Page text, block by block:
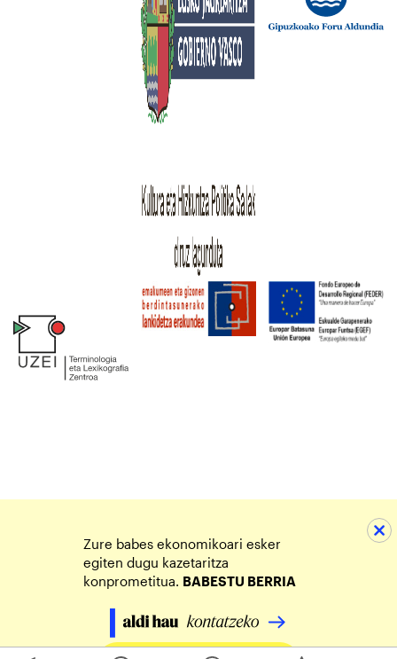
Zure babes ekonomikoari esker
egiten dugu kazetaritza
konprometitua. BABESTU BERRIA